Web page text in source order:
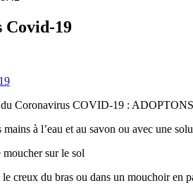
Covid-19
du Coronavirus COVID-19 :
à l’eau et au savon ou avec une
sur le sol
creux du bras ou dans un mouchoir en